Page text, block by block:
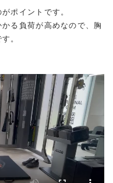
ポイントです。
る負荷が高めなので、胸
。